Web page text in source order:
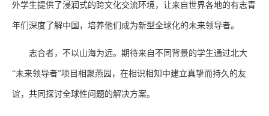
外学生提供了浸润式的跨文化交流环境，让来自世界各地的有志青
年们深度了解中国，培养他们成为新型全球化的未来领导者。
志合者，不以山海为远。期待来自不同背景的学生通过北大
“未来领导者”项目相聚燕园，在相识相知中建立真挚而持久的友
谊，共同探讨全球性问题的解决方案。